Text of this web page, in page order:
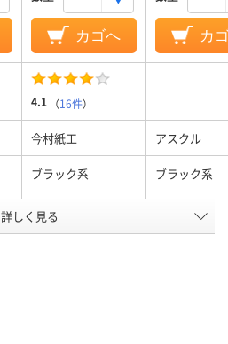
カゴへ カ
4.1 （16件）
今村紙工 アスクル
ブラック系 ブラック系
角底 角底（ボール
詳しく見る